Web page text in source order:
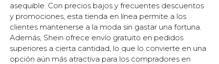
asequible. Con precios bajos y frecuentes descuentos
y promociones, esta tienda en línea permite a los
clientes mantenerse a la moda sin gastar una fortuna.
Además, Shein ofrece envío gratuito en pedidos
superiores a cierta cantidad, lo que lo convierte en una
opción aún más atractiva para los compradores en